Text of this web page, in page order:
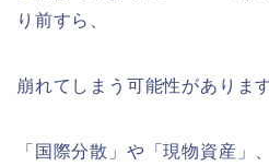
り前すら、
崩れてしまう可能性がありま
「国際分散」や「現物資産」、